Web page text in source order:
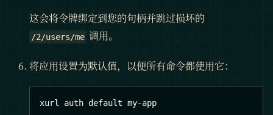
这会将令牌绑定到您的句柄并跳过损坏的
/2/users/me 调用。
将应用设置为默认值，以便所有命令都使用它：
xurl auth default my-app